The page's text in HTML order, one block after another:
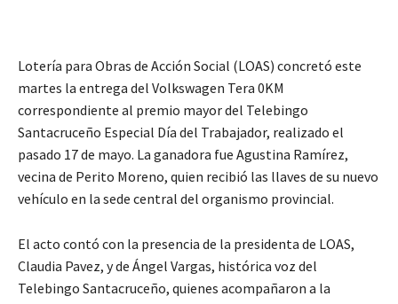
Lotería para Obras de Acción Social (LOAS) concretó este
martes la entrega del Volkswagen Tera 0KM
correspondiente al premio mayor del Telebingo
Santacruceño Especial Día del Trabajador, realizado el
pasado 17 de mayo. La ganadora fue Agustina Ramírez,
vecina de Perito Moreno, quien recibió las llaves de su nuevo
vehículo en la sede central del organismo provincial.
El acto contó con la presencia de la presidenta de LOAS,
Claudia Pavez, y de Ángel Vargas, histórica voz del
Telebingo Santacruceño, quienes acompañaron a la